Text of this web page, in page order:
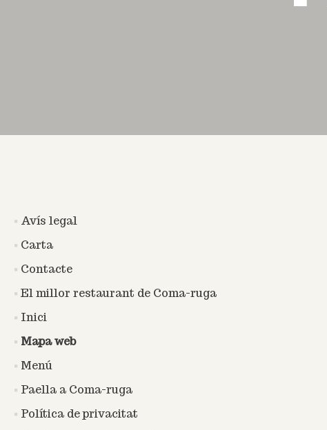
Avís legal
Carta
Contacte
El millor restaurant de Coma-ruga
Inici
Mapa web
Menú
Paella a Coma-ruga
Política de privacitat